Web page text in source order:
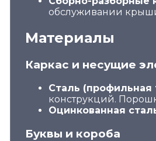
обслуживании
Материалы
Каркас и несущие
Сталь (профильная
конструкций.
Оцинкованная
Буквы и короба